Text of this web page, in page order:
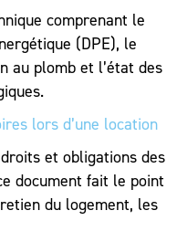
comprenant le
(DPE), le
au plomb et l’état des
lors d’une location
et obligations des
document fait le point
du logement, les